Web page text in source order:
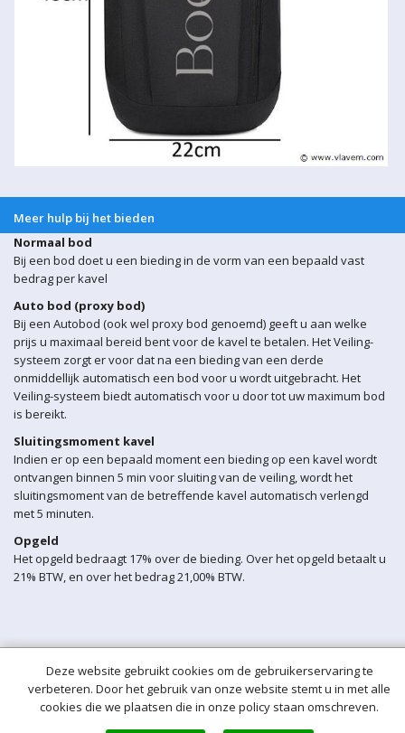
Meer hulp bij het bieden
Normaal bod
Bij een bod doet u een bieding in de vorm van een bepaald vast
bedrag per kavel
Auto bod (proxy bod)
Bij een Autobod (ook wel proxy bod genoemd) geeft u aan welke
prijs u maximaal bereid bent voor de kavel te betalen. Het Veiling-
systeem zorgt er voor dat na een bieding van een derde
onmiddellijk automatisch een bod voor u wordt uitgebracht. Het
Veiling-systeem biedt automatisch voor u door tot uw maximum bod
is bereikt.
Sluitingsmoment kavel
Indien er op een bepaald moment een bieding op een kavel wordt
ontvangen binnen 5 min voor sluiting van de veiling, wordt het
sluitingsmoment van de betreffende kavel automatisch verlengd
met 5 minuten.
Opgeld
Het opgeld bedraagt 17% over de bieding. Over het opgeld betaalt u
21% BTW, en over het bedrag 21,00% BTW.
Deze website gebruikt cookies om de gebruikerservaring te
verbeteren. Door het gebruik van onze website stemt u in met alle
cookies die we plaatsen die in onze policy staan omschreven.